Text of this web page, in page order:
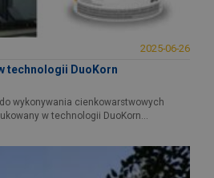
2025-06-26
technologii DuoKorn
wykonywania cienkowarstwowych
w technologii DuoKorn...